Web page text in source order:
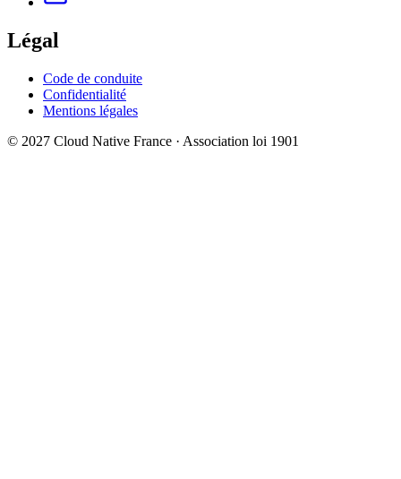
Légal
Code de conduite
Confidentialité
Mentions légales
© 2027 Cloud Native France · Association loi 1901